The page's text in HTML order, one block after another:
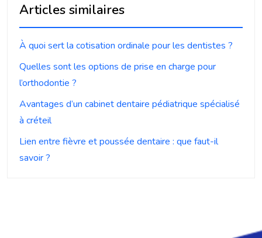
Articles similaires
À quoi sert la cotisation ordinale pour les dentistes ?
Quelles sont les options de prise en charge pour
l’orthodontie ?
Avantages d’un cabinet dentaire pédiatrique spécialisé
à créteil
Lien entre fièvre et poussée dentaire : que faut-il
savoir ?